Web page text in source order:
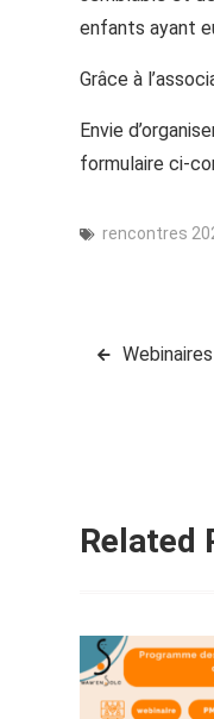
enfants ayant
Grâce à
Envie
formulaire ci-
rencontres
Related